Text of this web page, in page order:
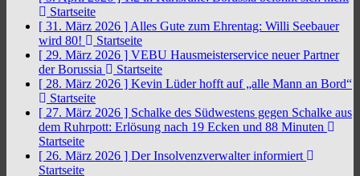
Startseite
[ 31. März 2026 ] Alles Gute zum Ehrentag: Willi Seebauer
wird 80!
Startseite
[ 29. März 2026 ] VEBU Hausmeisterservice neuer Partner
der Borussia
Startseite
[ 28. März 2026 ] Kevin Lüder hofft auf „alle Mann an Bord“
Startseite
[ 27. März 2026 ] Schalke des Südwestens gegen Schalke aus
dem Ruhrpott: Erlösung nach 19 Ecken und 88 Minuten
Startseite
[ 26. März 2026 ] Der Insolvenzverwalter informiert
Startseite